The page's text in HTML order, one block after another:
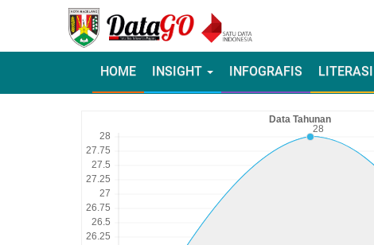
HOME INSIGHT INFOGRAFIS LITERASI